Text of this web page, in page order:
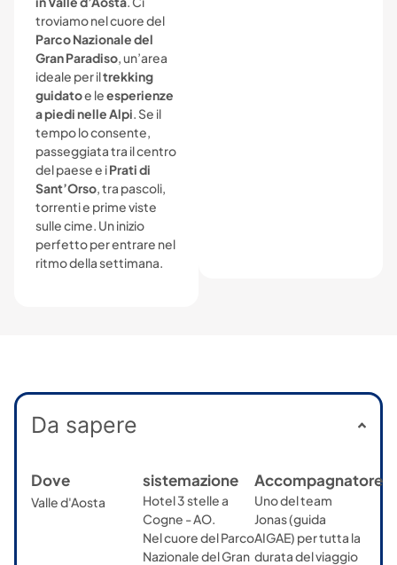
troviamo nel cuore del
Parco Nazionale del
Gran Paradiso, un’area
ideale per iltrekking
guidatoe leesperienze
a piedi nelle Alpi. Se il
tempo lo consente,
passeggiata tra il centro
del paese e iPrati di
Sant’Orso, tra pascoli,
torrenti e prime viste
sulle cime. Un inizio
perfetto per entrare nel
ritmo della settimana.
Da sapere
Dove
Valle d'Aosta
sistemazione
Hotel 3 stelle a
Cogne - AO.
Nel cuore del Parco
Nazionale del Gran
Accompagnatore
Uno del team
Jonas (guida
AIGAE) per tutta la
durata del viaggio